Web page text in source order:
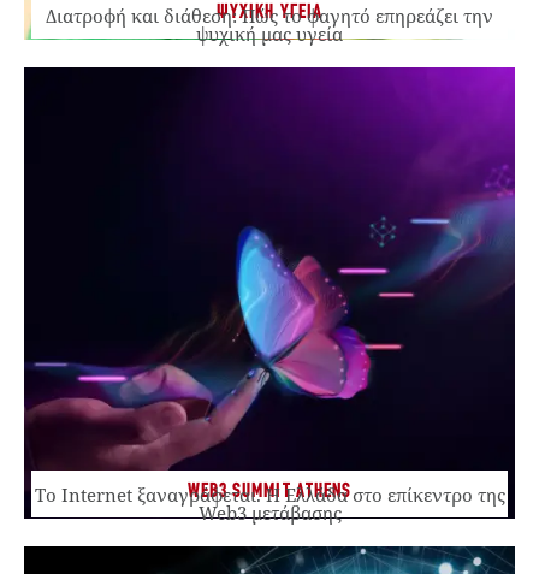
ΨΥΧΙΚΗ ΥΓΕΙΑ
Διατροφή και διάθεση: Πώς το φαγητό επηρεάζει την
ψυχική μας υγεία
WEB3 SUMMIT ATHENS
Το Internet ξαναγράφεται. Η Ελλάδα στο επίκεντρο της
Web3 μετάβασης